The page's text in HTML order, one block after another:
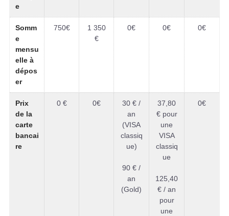
e
Somm
e
mensu
elle à
dépos
er
750€
1 350
€
0€ 0€ 0€
Prix
de la
carte
bancai
re
0 € 0€
30 € /
an
(VISA
classiq
ue)
90 € /
an
(Gold)
37,80
€ pour
une
VISA
classiq
ue
125,40
€ / an
pour
une
0€